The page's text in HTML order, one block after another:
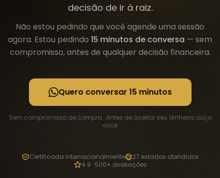
decisão de ir à raiz.
Não estou pedindo que você agende uma sessão
agora. Estou pedindo 15 minutos de conversa — sem
compromisso, antes de qualquer decisão financeira.
Quero conversar 15 minutos
Sem compromisso de compra · Antes de aceitar seu dinheiro, ouço
você
Certificada internacionalmente
27 estados atendidos
4.9 · 500+ avaliações